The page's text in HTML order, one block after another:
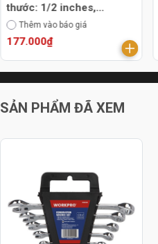
thước: 1/2 inches,
Workpro WP319011
Thêm vào báo giá
177.000₫
SẢN PHẨM ĐÃ XEM